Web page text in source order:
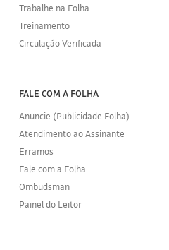
Trabalhe na Folha
Treinamento
Circulação Verificada
FALE COM A FOLHA
Anuncie (Publicidade Folha)
Atendimento ao Assinante
Erramos
Fale com a Folha
Ombudsman
Painel do Leitor